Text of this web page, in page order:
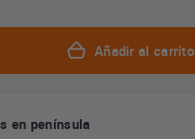
Añadir al carrito
en península